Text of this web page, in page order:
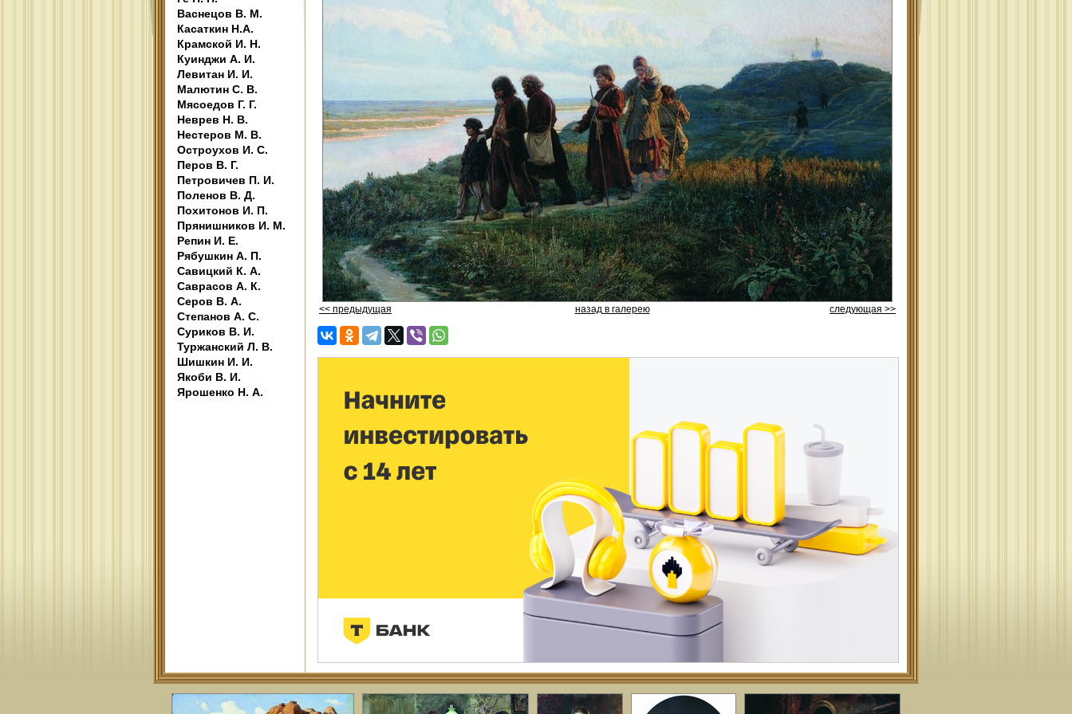
Васнецов В. М.
Касаткин Н.А.
Крамской И. Н.
Куинджи А. И.
Левитан И. И.
Малютин С. В.
Мясоедов Г. Г.
Неврев Н. В.
Нестеров М. В.
Остроухов И. С.
Перов В. Г.
Петровичев П. И.
Поленов В. Д.
Похитонов И. П.
Прянишников И. М.
Репин И. Е.
Рябушкин А. П.
Савицкий К. А.
Саврасов А. К.
Серов В. А.
Степанов А. С.
Суриков В. И.
Туржанский Л. В.
Шишкин И. И.
Якоби В. И.
Ярошенко Н. А.
<< предыдущая назад в галерею следующая >>